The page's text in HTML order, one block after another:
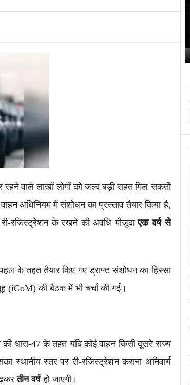
वाले लाखों लोगों को जल्द बड़ी राहत मिल सकती
अधिनियम में संशोधन का प्रस्ताव तैयार किया है,
री-रजिस्ट्रेशन के रखने की अवधि मौजूदाएक वर्ष से
के तहत तैयार किए गए ड्राफ्ट संशोधन का हिस्सा
(iGoM) की बैठक में भी चर्चा की गई।
धारा-47 के तहत यदि कोई वाहन किसी दूसरे राज्य
स्थानीय स्तर पर री-रजिस्ट्रेशन कराना अनिवार्य
तीन वर्षहो जाएगी।